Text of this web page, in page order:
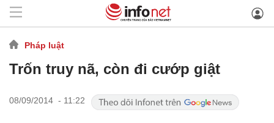
Pháp luật
Trốn truy nã, còn đi cướp giật
08/09/2014 - 11:22